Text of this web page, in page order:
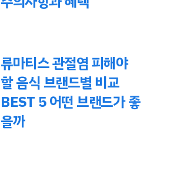
류마티스 관절염 피해야
할 음식 브랜드별 비교
BEST 5 어떤 브랜드가 좋
을까